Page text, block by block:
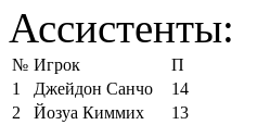
Ассистенты:
№ Игрок
П
1
Джейдон Санчо
14
2
Йозуа Киммих
13